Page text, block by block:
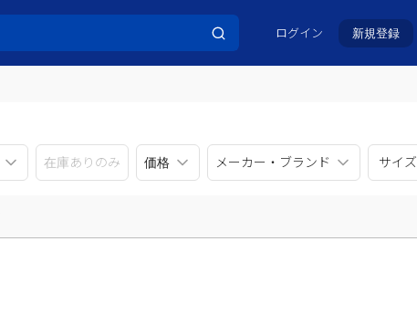
ログイン 新規登録
在庫ありのみ 価格 メーカー・ブランド サイズ